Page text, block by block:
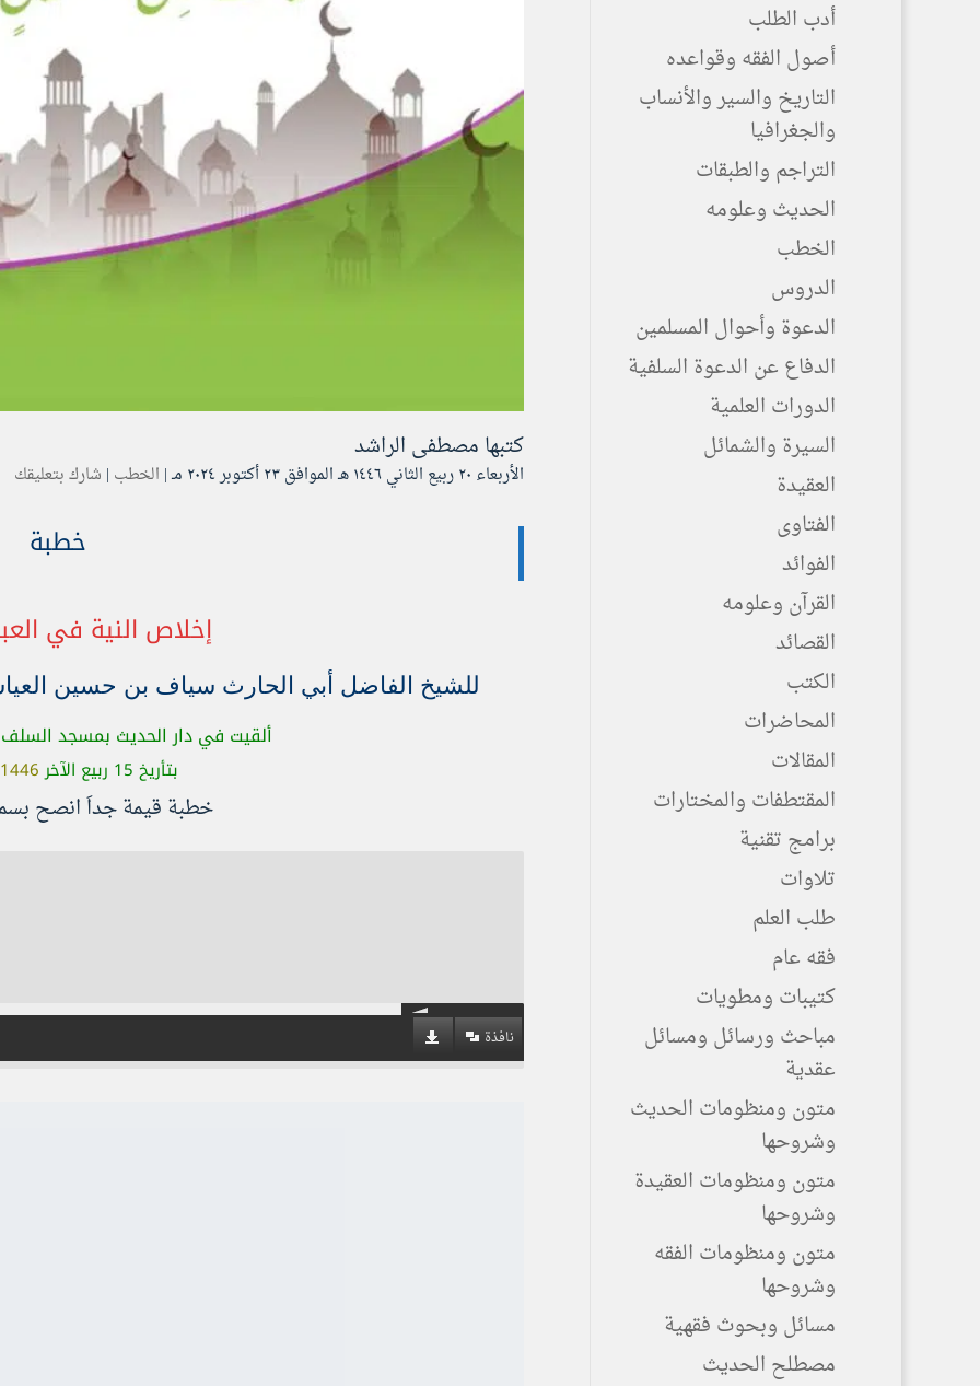
كتبها مصطفى الراشد
الأربعاء ۲۰ ربيع الثاني ۱٤٤٦ هـ الموافق ۲۳ أكتوبر ۲۰۲٤ مـ | الخطب | شارك بتعليقك
خطبة
إخلاص النية في
للشيخ الفاضل أبي الحارث سياف بن حسين
ألقيت في دار الحديث بمسجد السلف
بتأريخ 15 ربيع الآخر 1446
خطبة قيمة جداَ انصح
نافذة
أدب الطلب
أصول الفقه وقواعده
التاريخ والسير والأنساب
والجغرافيا
التراجم والطبقات
الحديث وعلومه
الخطب
الدروس
الدعوة وأحوال المسلمين
الدفاع عن الدعوة السلفية
الدورات العلمية
السيرة والشمائل
العقيدة
الفتاوى
الفوائد
القرآن وعلومه
القصائد
الكتب
المحاضرات
المقالات
المقتطفات والمختارات
برامج تقنية
تلاوات
طلب العلم
فقه عام
كتيبات ومطويات
مباحث ورسائل ومسائل
عقدية
متون ومنظومات الحديث
وشروحها
متون ومنظومات العقيدة
وشروحها
متون ومنظومات الفقه
وشروحها
مسائل وبحوث فقهية
مصطلح الحديث